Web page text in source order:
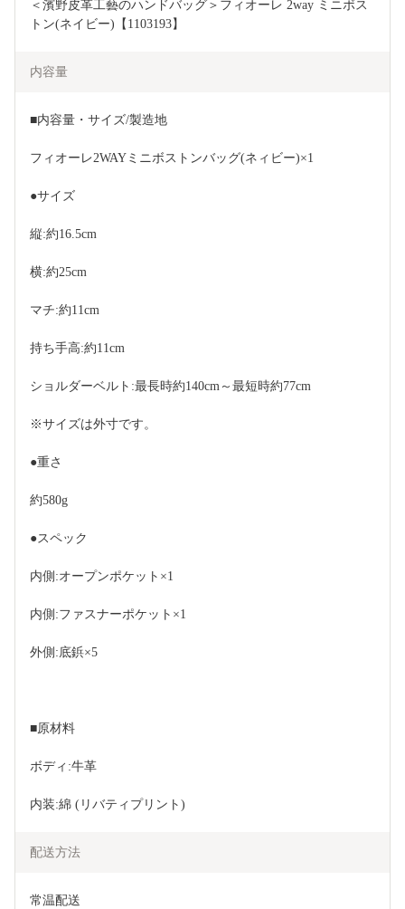
＜濱野皮革工藝のハンドバッグ＞フィオーレ 2way ミニボス
トン(ネイビー)【1103193】
内容量
■内容量・サイズ/製造地
フィオーレ2WAYミニボストンバッグ(ネィビー)×1
●サイズ
縦:約16.5cm
横:約25cm
マチ:約11cm
持ち手高:約11cm
ショルダーベルト:最長時約140cm～最短時約77cm
※サイズは外寸です。
●重さ
約580g
●スペック
内側:オープンポケット×1
内側:ファスナーポケット×1
外側:底鋲×5
■原材料
ボディ:牛革
内装:綿 (リバティプリント)
配送方法
常温配送